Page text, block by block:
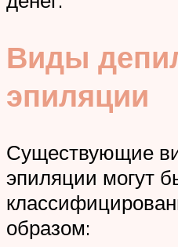
Виды
эпиляции
Существующие
эпиляции могут
образом: